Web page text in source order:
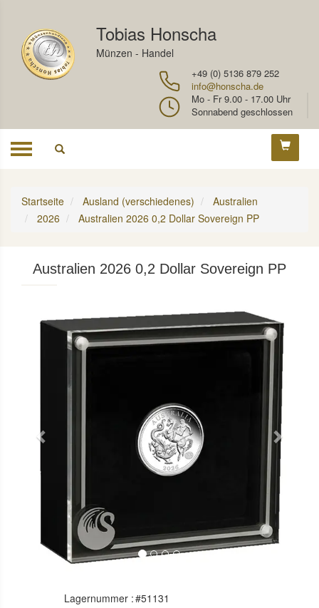
Tobias Honscha
Münzen - Handel
+49 (0) 5136 879 252
info@honscha.de
Mo - Fr 9.00 - 17.00 Uhr
Sonnabend geschlossen
Toggle
Startseite Ausland (verschiedenes)
Australien
2026
Australien 2026 0,2 Dollar Sovereign PP
Australien 2026 0,2 Dollar Sovereign PP
Previous Next
Lagernummer :#51131